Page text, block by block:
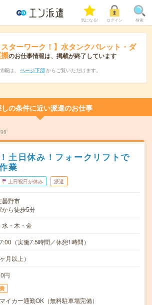
気になる! ログイン 検索
スターワーク！】水タンクパレット・ダ
のお仕事情報は、掲載が終了しています
報は、 ページ下部 からご覧いただけます。
しの条件に近い派遣のお仕事
土日休み！フォークリフトで
業
土日祝日が休み 派遣
曇野市
から徒歩5分
水・木・金
（実働7.5時間／休憩1時間）
月以上）
円
カー通勤OK（無料駐車場完備）